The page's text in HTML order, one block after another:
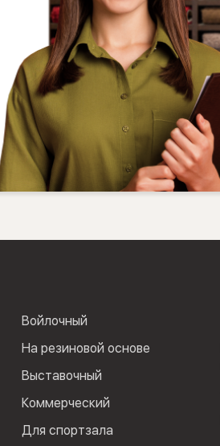
Войлочный
На резиновой основе
Выставочный
Коммерческий
Для спортзала